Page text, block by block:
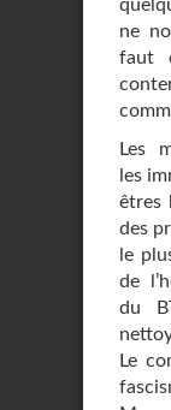
ne
faut
Les
les
êtres
des
le
de
du
Le